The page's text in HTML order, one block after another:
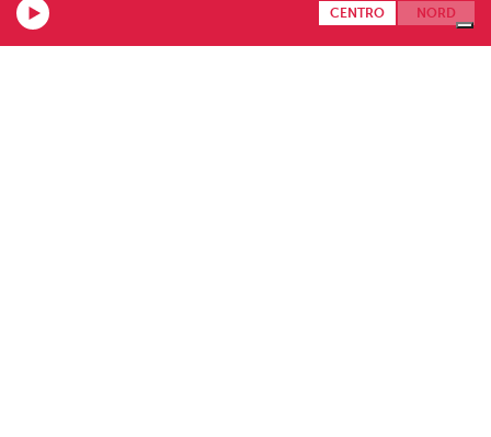
CENTRO NORD